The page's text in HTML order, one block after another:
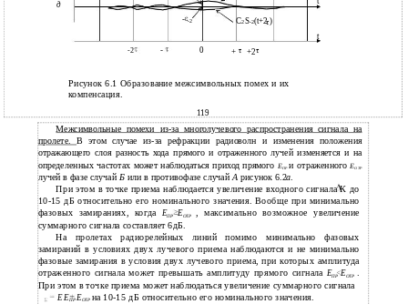
д
- -2
-2 - 0
C2S-2(t+2 )
t
+
+2
Рисунок 6.1 Образование межсимвольных помех и их
компенсация.
119
Межсимвольные помехи из-замноголучевого распространения сигнала на
пролете.В этом случае из-за рефракции радиоволн и изменения положения
отражающего слоя разность хода прямого и отраженного лучей изменяется и на
определенных частотах может наблюдаться приход прямого EПРи отраженногоEОТР
лучей в фазе случай Б или в противофазе случайА рисунок 6.2а.
При этом в точке приема наблюдается увеличение входного сигнала К до
10-15 дБ относительно его номинального значения. Вообще при минимально
фазовых замираниях, когда ЕПРЕОТР, максимально возможное увеличение
суммарного сигнала составляет 6дБ.
На пролетах радиорелейных линий помимо минимально фазовых
замираний в условиях двух лучевого приема наблюдаются и не минимально
фазовые замирания в условия двух лучевого приема, при которых амплитуда
отраженного сигнала может превышать амплитуду прямого сигнала ЕПРЕОТР.
При этом в точке приема может наблюдаться увеличение суммарного сигнала
Е ЕПРЕОТР на 10-15 дБ относительно его номинального значения.